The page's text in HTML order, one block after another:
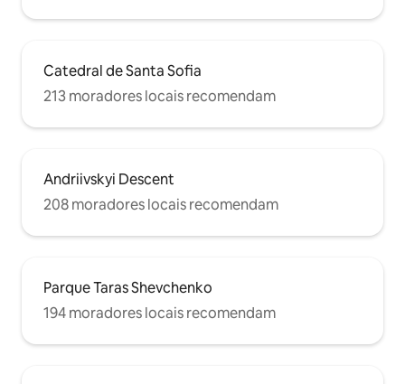
Catedral de Santa Sofia
213 moradores locais recomendam
Andriivskyi Descent
208 moradores locais recomendam
Parque Taras Shevchenko
194 moradores locais recomendam